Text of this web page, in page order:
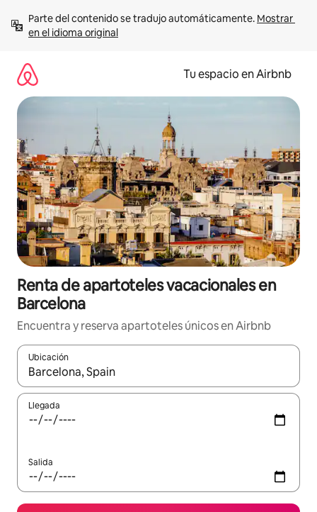
contenido
Parte del contenido se tradujo automáticamente. Mostrar
en el idioma original
Tu espacio en Airbnb
Renta de apartoteles vacacionales en
Barcelona
Encuentra y reserva apartoteles únicos en Airbnb
Ubicación
Cuando los resultados estén disponibles, podrás navegar
Llegada
Salida